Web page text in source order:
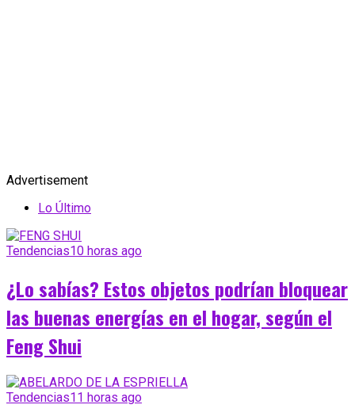
Advertisement
Lo Último
Tendencias10 horas ago
¿Lo sabías? Estos objetos podrían bloquear
las buenas energías en el hogar, según el
Feng Shui
Tendencias11 horas ago